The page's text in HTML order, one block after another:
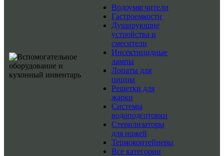
Водоумягчители
Гастроемкости
Душирующие
устройства и
смесители
Инсектицидные
лампы
Лопаты для
пиццы
Решетки для
жарки
Системы
водоподготовки
Стерилизаторы
для ножей
Термоконтейнеры
Все категории